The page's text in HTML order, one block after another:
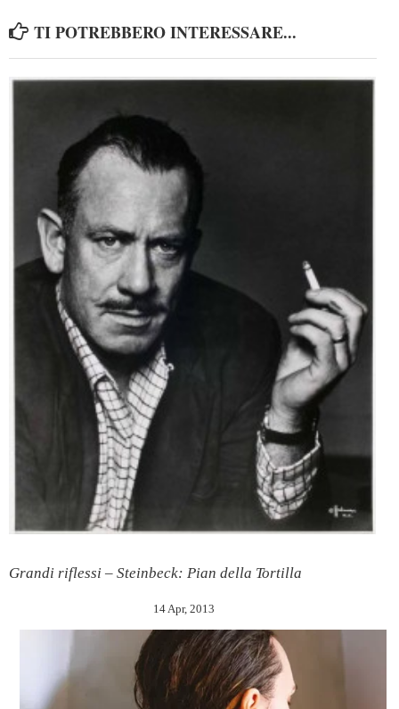
TI POTREBBERO INTERESSARE...
Grandi riflessi – Steinbeck: Pian della Tortilla
14 Apr, 2013